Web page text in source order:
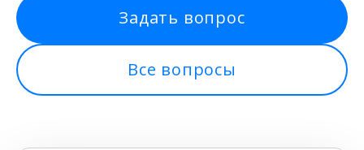
Задать вопрос
Все вопросы